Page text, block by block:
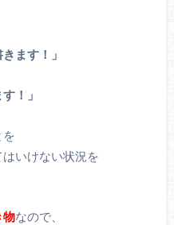
ます！」
！」
を
いけない状況を
物なので、